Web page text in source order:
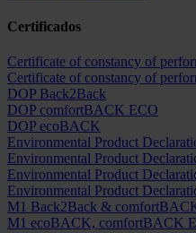
Certificados
Certificate of constancy of
Certificate of constancy of
DOP Back2Back
DOP comfortBACK ECO
DOP ecoBACK
Environmental Product
Environmental Product
Environmental Product
Environmental Product
M1 Back2Back &
M1 ecoBACK, comfortBACK